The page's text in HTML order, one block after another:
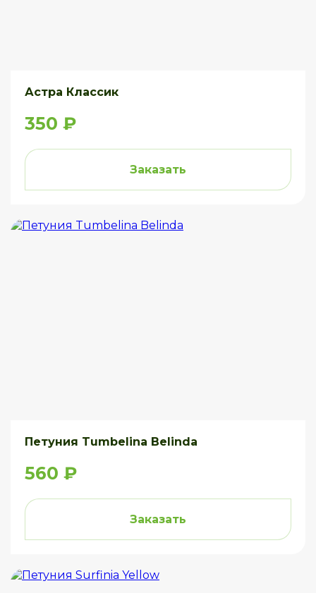
Астра Классик
350 ₽
Заказать
Петуния Tumbelina Belinda
560 ₽
Заказать